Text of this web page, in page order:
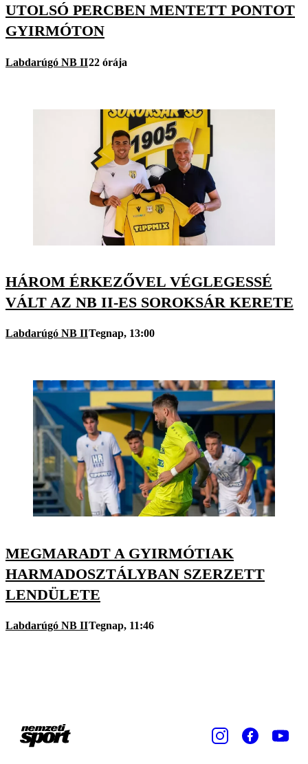
UTOLSÓ PERCBEN MENTETT PONTOT
GYIRMÓTON
Labdarúgó NB II22 órája
HÁROM ÉRKEZŐVEL VÉGLEGESSÉ
VÁLT AZ NB II-ES SOROKSÁR KERETE
Labdarúgó NB IITegnap, 13:00
MEGMARADT A GYIRMÓTIAK
HARMADOSZTÁLYBAN SZERZETT
LENDÜLETE
Labdarúgó NB IITegnap, 11:46